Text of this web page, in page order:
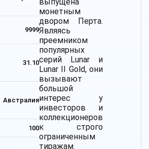
9999
31.10
Австралия
100
монетным
двором Перта.
Являясь
преемником
популярных
серий Lunar и
Lunar II Gold, они
вызывают
большой
интерес у
инвесторов и
коллекционеров
к строго
ограниченным
тиражам.